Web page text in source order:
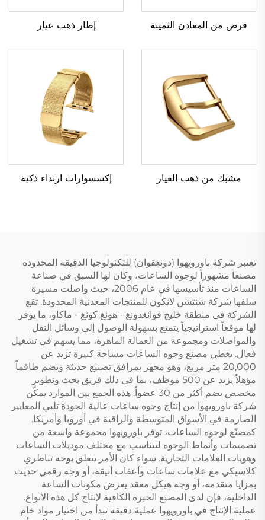
قرص من المعادن الثمينة إطار ذهب عيار
مشبك من ذهب العيار إكسسوارات ارتداء ذكية
تعتبر شركة باورويهوا (دونغقوان) للتكنولوجيا الدقيقة المحدودة
مصنعاً مشهوراً لوجوه الساعات، وكان لها السبق في صناعة
الساعات منذ تأسيسها في عام 2006، حيث واصلت مسيرة
سلفها شركة شنتشن لانكون للمنتجات المعدنية المحدودة. تقع
الشركة في منطقة خليج قوانغدونغ - هونغ كونغ - ماكاو، ما يوفر
لها موقعاً استراتيجياً يتمتع بسهولة الوصول إلى وسائل النقل
والمواصلات ومجموعة من العمالة الماهرة، مما يسهم في تشغيل
فعال. يغطي مصنع وجوه الساعات مساحة كبيرة تزيد عن
20,000 متر مربع، وهو مجهز بمرافق تصنيع حديثة ويضم طاقماً
مؤهلاً يزيد عن 500 موظف، بما في ذلك فريق بحث وتطوير
مخصص يضم أكثر من 30 عضواً. هذه الجمع بين الموارد يمكّن
شركة باورويهوا من إنتاج وجوه ساعات عالية الجودة تلبي المعايير
الصارمة في الأسواق المتوسطة والراقية في أوروبا وأمريكا.
كمصنّع لوجوه الساعات، توفر باورويهوا مجموعة واسعة من
تصميمات وأنماط الوجوه لتتناسب مع مختلف موديلات الساعات
وهويات العلامات التجارية. سواء كان الأمر يتعلق بوجه تناظري
كلاسيكي مع علامات ساعات وأعقاب أنيقة، أو وجه رقمي حديث
بمزايا متقدمة، أو وجه هيكل معقد يعرض مكونات الساعة
الداخلية، فإن لدى المصنع الخبرة الكافية لإنتاج كل هذه الأنواع.
عملية الإنتاج في باورويهوا عملية دقيقة تبدأ من اختيار مواد خام